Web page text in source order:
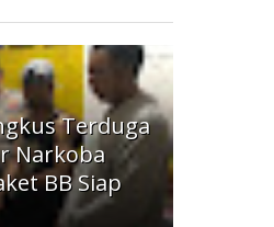
Terduga
Narkoba
BB Siap